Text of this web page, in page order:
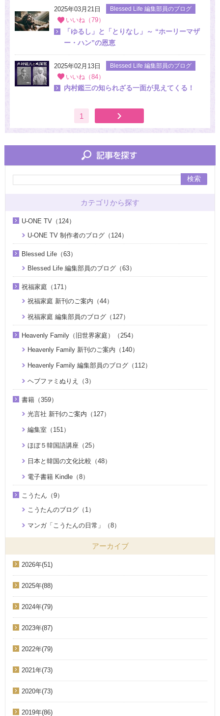
2025年03月21日 Blessed Life 編集部員のブログ
いいね（79）
「ゆるし」と「とりなし」～ “ホーリーマザ
ー・ハン”の恩恵
2025年02月13日 Blessed Life 編集部員のブログ
いいね（84）
内村鑑三の知られざる一面が見えてくる！
1
検索
カテゴリから探す
U-ONE TV（124）
U-ONE TV 制作者のブログ（124）
Blessed Life（63）
Blessed Life 編集部員のブログ（63）
祝福家庭（171）
祝福家庭 新刊のご案内（44）
祝福家庭 編集部員のブログ（127）
Heavenly Family（旧世界家庭）（254）
Heavenly Family 新刊のご案内（140）
Heavenly Family 編集部員のブログ（112）
ヘブファミぬりえ（3）
書籍（359）
光言社 新刊のご案内（127）
編集室（151）
ほぼ５韓国語講座（25）
日本と韓国の文化比較（48）
電子書籍 Kindle（8）
こうたん（9）
こうたんのブログ（1）
マンガ「こうたんの日常」（8）
アーカイブ
2026年(51)
2025年(88)
2024年(79)
2023年(87)
2022年(79)
2021年(73)
2020年(73)
2019年(86)